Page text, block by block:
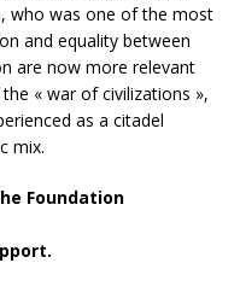
who was one of the most
and equality between
are now more relevant
« war of civilizations »,
as a citadel
mix.
Foundation